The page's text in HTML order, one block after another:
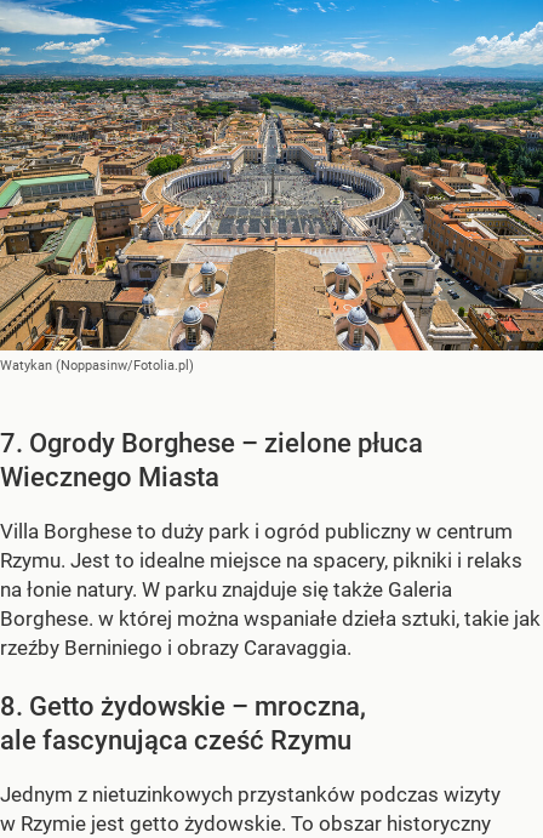
Watykan (Noppasinw/Fotolia.pl)
7. Ogrody Borghese – zielone płuca
Wiecznego Miasta
Villa Borghese to duży park i ogród publiczny w centrum
Rzymu. Jest to idealne miejsce na spacery, pikniki i relaks
na łonie natury. W parku znajduje się także Galeria
Borghese. w której można wspaniałe dzieła sztuki, takie jak
rzeźby Berniniego i obrazy Caravaggia.
8. Getto żydowskie – mroczna,
ale fascynująca cześć Rzymu
Jednym z nietuzinkowych przystanków podczas wizyty
w Rzymie jest getto żydowskie. To obszar historyczny